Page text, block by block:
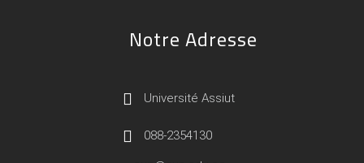
Notre Adresse
Université Assiut
088-2354130